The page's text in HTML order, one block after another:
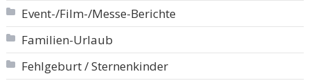
Event-/Film-/Messe-Berichte
Familien-Urlaub
Fehlgeburt / Sternenkinder